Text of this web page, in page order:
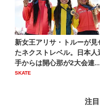
新女王アリサ・トルーが見
たネクストレベル。日本人
手からは開心那が2大会連
の...
SKATE
注